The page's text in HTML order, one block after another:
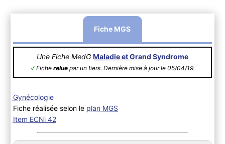
Fiche MGS
Une Fiche MedG Maladie et Grand Syndrome
√Fiche reluepar un tiers. Dernière mise à jour le 05/04/19.
Gynécologie
Fiche réalisée selon le plan MGS
Item ECNi 42